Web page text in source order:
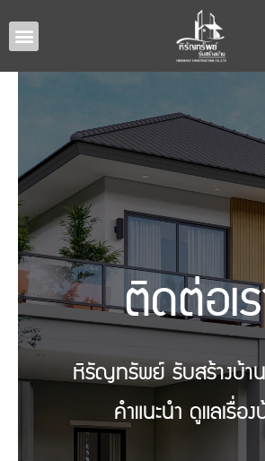
ติดต่อเ
หิรัญทรัพย์ รับสร้างบ้า
คำแนะนำ ดูแลเรื่อ